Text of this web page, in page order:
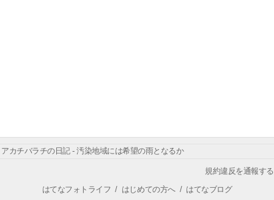
アカチバラチの日記 - 汚染地域には希望の雨となるか
規約違反を通報する
はてなフォトライフ / はじめての方へ/ はてなブログ